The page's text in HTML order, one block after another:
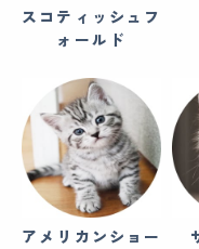
スコティッシュフ
ォールド
アメリカンショー